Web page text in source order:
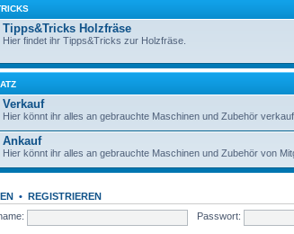
Tipps&Tricks Holzfräse
Hier findet ihr Tipps&Tricks zur Holzfräse.
Verkauf
Hier könnt ihr alles an gebrauchte Maschinen und Zubehör
Ankauf
Hier könnt ihr alles an gebrauchte Maschinen und Zubehör von
• REGISTRIEREN
Passwort: